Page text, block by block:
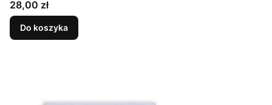
Cena
28,00 zł
Do koszyka